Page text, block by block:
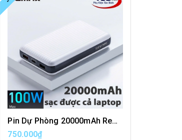
Pin Dự Phòng 20000mAh Remax RPP-508 Sạc Nhanh 100W Chính Hãng
750.000₫